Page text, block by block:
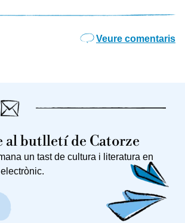
Veure comentaris
al butlletí de Catorze
un tast de cultura i literatura en